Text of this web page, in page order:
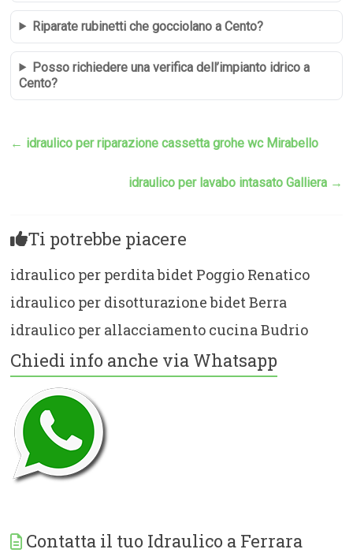
Riparate rubinetti che gocciolano a Cento?
Posso richiedere una verifica dell’impianto idrico a
Cento?
← idraulico per riparazione cassetta grohe wc Mirabello
idraulico per lavabo intasato Galliera →
Ti potrebbe piacere
idraulico per perdita bidet Poggio Renatico
idraulico per disotturazione bidet Berra
idraulico per allacciamento cucina Budrio
Chiedi info anche via Whatsapp
Contatta il tuo Idraulico a Ferrara